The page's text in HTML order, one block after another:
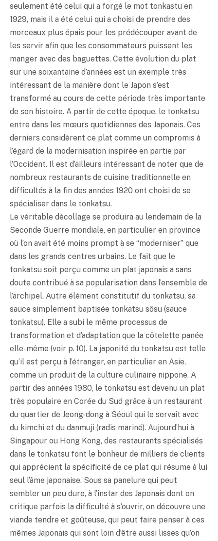
seulement été celui qui a forgé le mot tonkastu en
1929, mais il a été celui qui a choisi de prendre des
morceaux plus épais pour les prédécouper avant de
les servir afin que les consommateurs puissent les
manger avec des baguettes. Cette évolution du plat
sur une soixantaine d’années est un exemple très
intéressant de la manière dont le Japon s’est
transformé au cours de cette période très importante
de son histoire. A partir de cette époque, le tonkatsu
entre dans les mœurs quotidiennes des Japonais. Ces
derniers considèrent ce plat comme un compromis à
l’égard de la modernisation inspirée en partie par
l’Occident. Il est d’ailleurs intéressant de noter que de
nombreux restaurants de cuisine traditionnelle en
difficultés à la fin des années 1920 ont choisi de se
spécialiser dans le tonkatsu.
Le véritable décollage se produira au lendemain de la
Seconde Guerre mondiale, en particulier en province
où l’on avait été moins prompt à se “moderniser” que
dans les grands centres urbains. Le fait que le
tonkatsu soit perçu comme un plat japonais a sans
doute contribué à sa popularisation dans l’ensemble de
l’archipel. Autre élément constitutif du tonkatsu, sa
sauce simplement baptisée tonkatsu sôsu (sauce
tonkatsu). Elle a subi le même processus de
transformation et d’adaptation que la côtelette panée
elle-même (voir p. 10). La japonité du tonkatsu est telle
qu’il est perçu à l’étranger, en particulier en Asie,
comme un produit de la culture culinaire nippone. A
partir des années 1980, le tonkatsu est devenu un plat
très populaire en Corée du Sud grâce à un restaurant
du quartier de Jeong-dong à Séoul qui le servait avec
du kimchi et du danmuji (radis mariné). Aujourd’hui à
Singapour ou Hong Kong, des restaurants spécialisés
dans le tonkatsu font le bonheur de milliers de clients
qui apprécient la spécificité de ce plat qui résume à lui
seul l’âme japonaise. Sous sa panelure qui peut
sembler un peu dure, à l’instar des Japonais dont on
critique parfois la difficulté à s’ouvrir, on découvre une
viande tendre et goûteuse, qui peut faire penser à ces
mêmes Japonais qui sont loin d’être aussi lisses qu’on